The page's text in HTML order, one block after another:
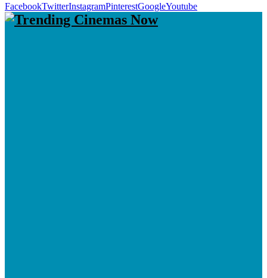
FacebookTwitterInstagramPinterestGoogleYoutube